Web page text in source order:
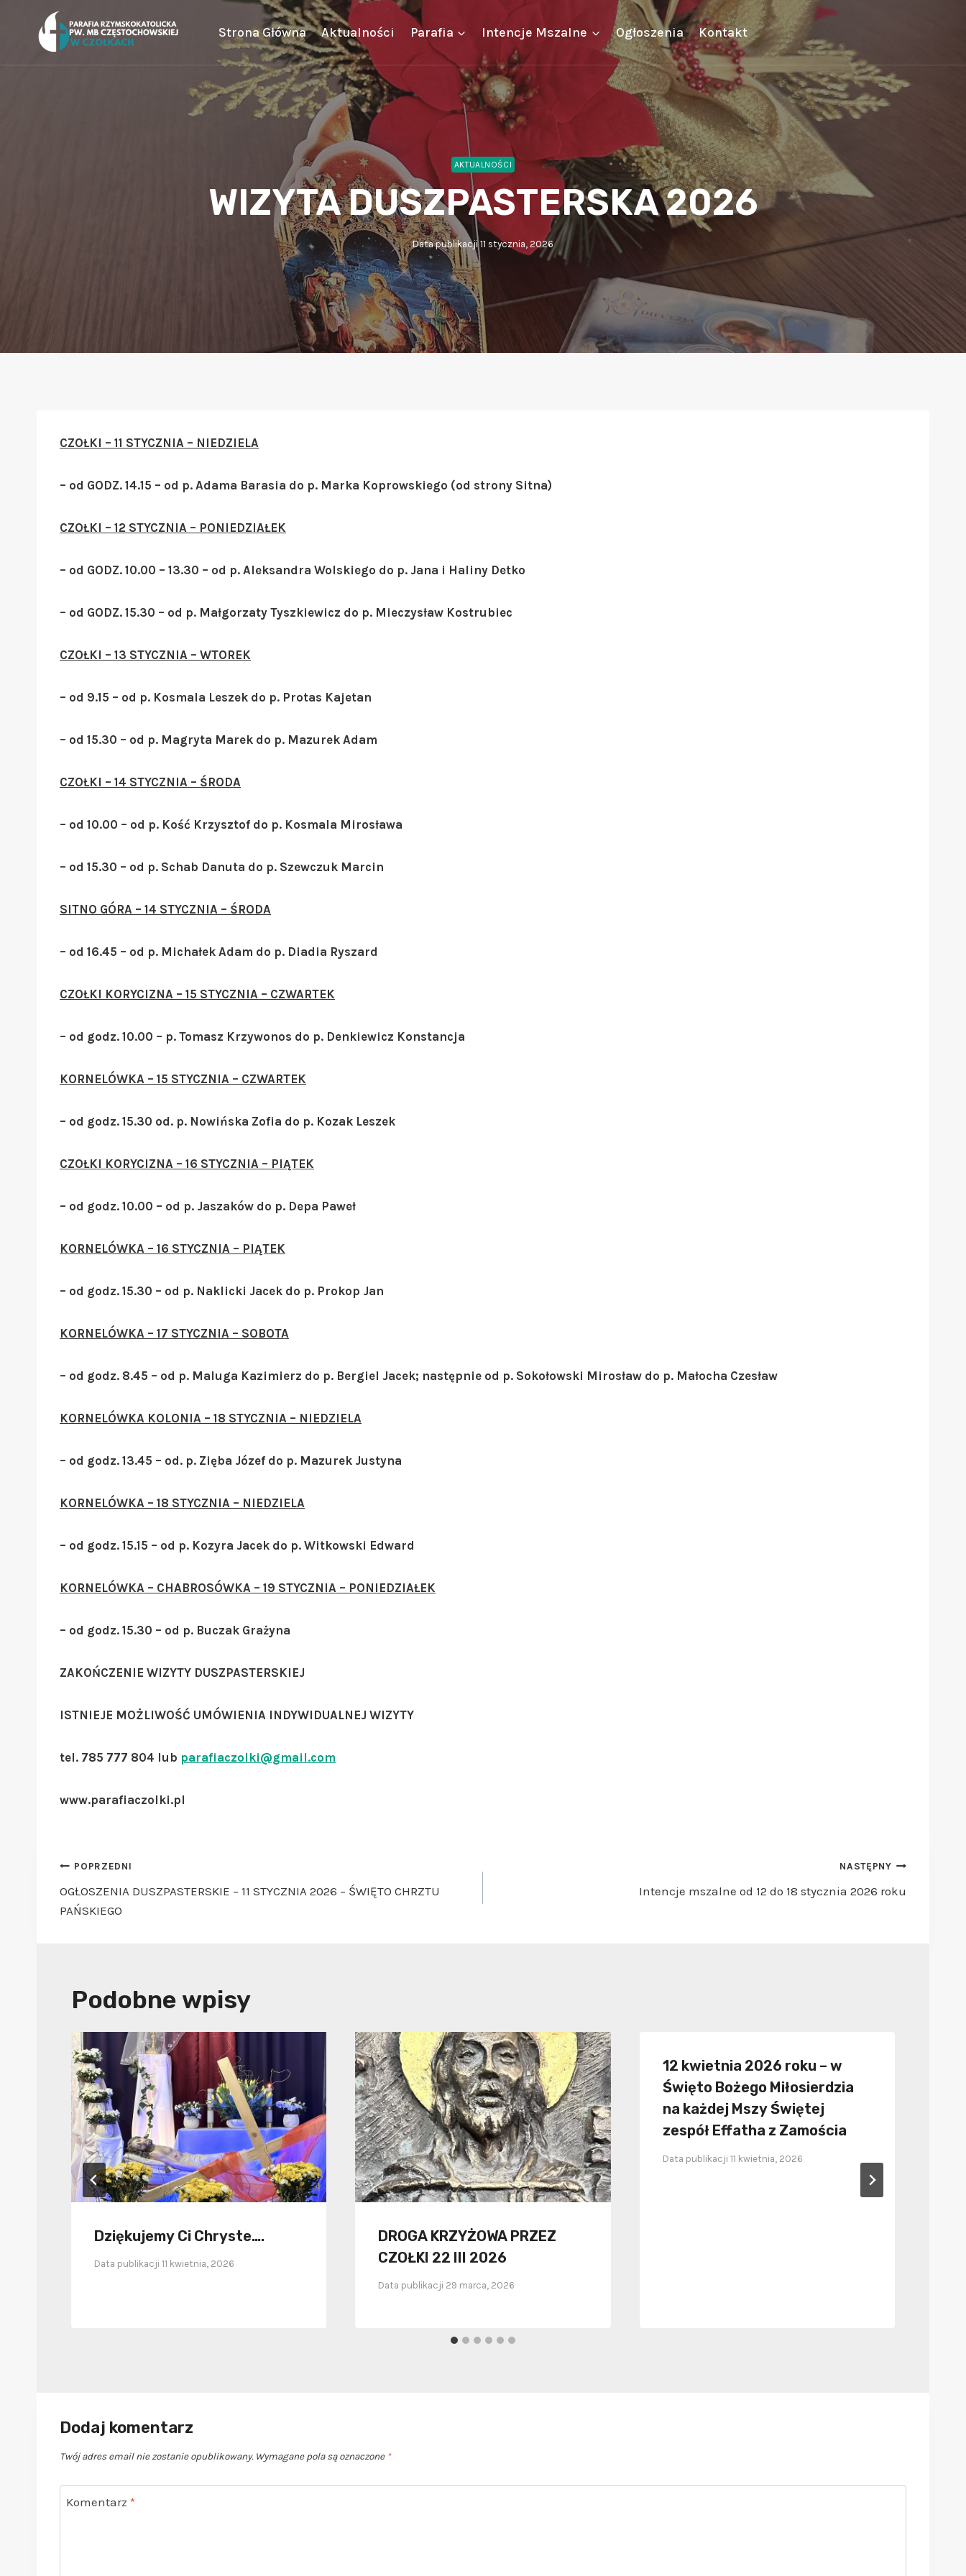
Strona Główna Aktualności Parafia Intencje Mszalne Ogłoszenia Kontakt
AKTUALNOŚCI
WIZYTA DUSZPASTERSKA 2026
Data publikacji 11 stycznia, 2026
CZOŁKI – 11 STYCZNIA – NIEDZIELA
– od GODZ. 14.15 – od p. Adama Barasia do p. Marka Koprowskiego (od strony Sitna)
CZOŁKI – 12 STYCZNIA – PONIEDZIAŁEK
– od GODZ. 10.00 – 13.30 – od p. Aleksandra Wolskiego do p. Jana i Haliny Detko
– od GODZ. 15.30 – od p. Małgorzaty Tyszkiewicz do p. Mieczysław Kostrubiec
CZOŁKI – 13 STYCZNIA – WTOREK
– od 9.15 – od p. Kosmala Leszek do p. Protas Kajetan
– od 15.30 – od p. Magryta Marek do p. Mazurek Adam
CZOŁKI – 14 STYCZNIA – ŚRODA
– od 10.00 – od p. Kość Krzysztof do p. Kosmala Mirosława
– od 15.30 – od p. Schab Danuta do p. Szewczuk Marcin
SITNO GÓRA – 14 STYCZNIA – ŚRODA
– od 16.45 – od p. Michałek Adam do p. Diadia Ryszard
CZOŁKI KORYCIZNA – 15 STYCZNIA – CZWARTEK
– od godz. 10.00 – p. Tomasz Krzywonos do p. Denkiewicz Konstancja
KORNELÓWKA – 15 STYCZNIA – CZWARTEK
– od godz. 15.30 od. p. Nowińska Zofia do p. Kozak Leszek
CZOŁKI KORYCIZNA – 16 STYCZNIA – PIĄTEK
– od godz. 10.00 – od p. Jaszaków do p. Depa Paweł
KORNELÓWKA – 16 STYCZNIA – PIĄTEK
– od godz. 15.30 – od p. Naklicki Jacek do p. Prokop Jan
KORNELÓWKA – 17 STYCZNIA – SOBOTA
– od godz. 8.45 – od p. Maluga Kazimierz do p. Bergiel Jacek; następnie od p. Sokołowski Mirosław do p. Małocha Czesław
KORNELÓWKA KOLONIA – 18 STYCZNIA – NIEDZIELA
– od godz. 13.45 – od. p. Zięba Józef do p. Mazurek Justyna
KORNELÓWKA – 18 STYCZNIA – NIEDZIELA
– od godz. 15.15 – od p. Kozyra Jacek do p. Witkowski Edward
KORNELÓWKA – CHABROSÓWKA – 19 STYCZNIA – PONIEDZIAŁEK
– od godz. 15.30 – od p. Buczak Grażyna
ZAKOŃCZENIE WIZYTY DUSZPASTERSKIEJ
ISTNIEJE MOŻLIWOŚĆ UMÓWIENIA INDYWIDUALNEJ WIZYTY
tel. 785 777 804 lub parafiaczolki@gmail.com
www.parafiaczolki.pl
Nawigacja
wpisu
POPRZEDNI
OGŁOSZENIA DUSZPASTERSKIE – 11 STYCZNIA 2026 – ŚWIĘTO CHRZTU
PAŃSKIEGO
NASTĘPNY
Intencje mszalne od 12 do 18 stycznia 2026 roku
Podobne wpisy
Dziękujemy Ci Chryste….
Data publikacji 11 kwietnia, 2026
DROGA KRZYŻOWA PRZEZ
CZOŁKI 22 III 2026
Data publikacji 29 marca, 2026
12 kwietnia 2026 roku – w
Święto Bożego Miłosierdzia
na każdej Mszy Świętej
zespół Effatha z Zamościa
Data publikacji 11 kwietnia, 2026
Dodaj komentarz
Twój adres email nie zostanie opublikowany. Wymagane pola są oznaczone *
Komentarz *